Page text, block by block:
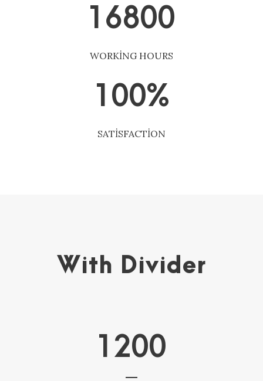
16800
WORKING HOURS
100%
SATISFACTION
With Divider
1200